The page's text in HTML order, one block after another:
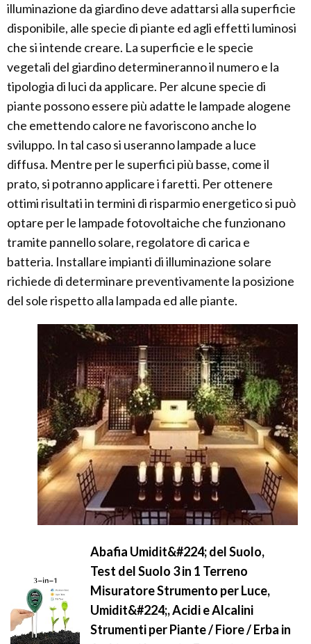
illuminazione da giardino deve adattarsi alla superficie
disponibile, alle specie di piante ed agli effetti luminosi
che si intende creare. La superficie e le specie
vegetali del giardino determineranno il numero e la
tipologia di luci da applicare. Per alcune specie di
piante possono essere più adatte le lampade alogene
che emettendo calore ne favoriscono anche lo
sviluppo. In tal caso si useranno lampade a luce
diffusa. Mentre per le superfici più basse, come il
prato, si potranno applicare i faretti. Per ottenere
ottimi risultati in termini di risparmio energetico si può
optare per le lampade fotovoltaiche che funzionano
tramite pannello solare, regolatore di carica e
batteria. Installare impianti di illuminazione solare
richiede di determinare preventivamente la posizione
del sole rispetto alla lampada ed alle piante.
Abafia Umidit&#224; del Suolo,
Test del Suolo 3 in 1 Terreno
Misuratore Strumento per Luce,
Umidit&#224;, Acidi e Alcalini
Strumenti per Piante / Fiore / Erba in